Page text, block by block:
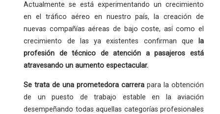
Actualmente se está experimentando un crecimiento
en el tráfico aéreo en nuestro país, la creación de
nuevas compañías aéreas de bajo coste, así como el
crecimiento de las ya existentes confirman que
la
profesión
de técnico de atención a pasajeros está
atravesando un aumento espectacular.
Se trata de unaprometedora carrera para la obtención
de un puesto de trabajo estable en la aviación
desempeñando todas aquellas categorías profesionales